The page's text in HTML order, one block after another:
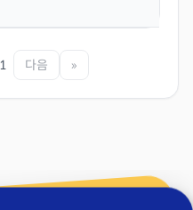
다음 »